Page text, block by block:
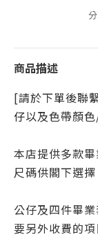
商品描述
[請於下單後聯
仔以及色帶顏
本店提供多款
尺碼供閣下選擇
公仔及四件畢
要另外收費的項